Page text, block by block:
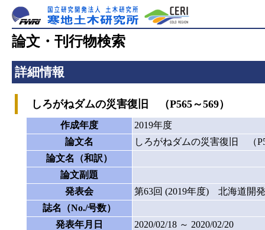
論文・刊行物検索
詳細情報
しろがねダムの災害復旧 （P565～569）
作成年度
2019年度
論文名
しろがねダムの災害復旧 （
論文名（和訳）
論文副題
発表会
第63回 (2019年度) 北海道開
誌名（No./号数）
発表年月日
2020/02/18 ～ 2020/02/20